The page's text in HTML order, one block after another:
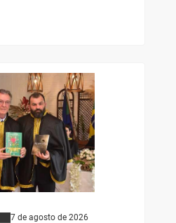
7 de agosto de 2026